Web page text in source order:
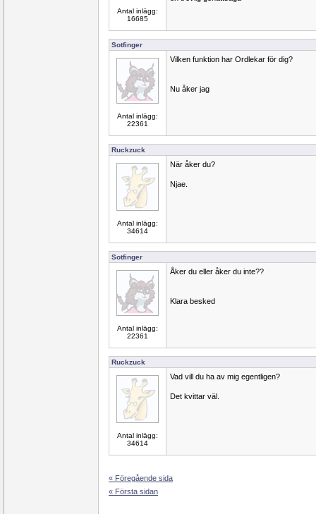
Antal inlägg:
16685
Sotfinger
Antal inlägg:
22361
Vilken funktion har Ordlekar för dig?
Nu åker jag
Ruckzuck
Antal inlägg:
34614
När åker du?
Njae.
Sotfinger
Antal inlägg:
22361
Åker du eller åker du inte??
Klara besked
Ruckzuck
Antal inlägg:
34614
Vad vill du ha av mig egentligen?
Det kvittar väl.
« Föregående sida
« Första sidan